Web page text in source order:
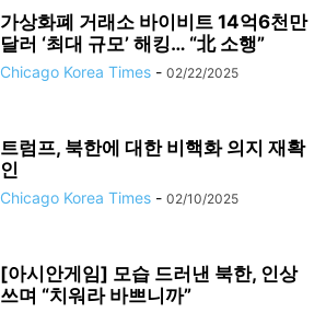
가상화폐 거래소 바이비트 14억6천만
달러 ‘최대 규모’ 해킹… “北 소행”
Chicago Korea Times - 02/22/2025
트럼프, 북한에 대한 비핵화 의지 재확
인
Chicago Korea Times - 02/10/2025
[아시안게임] 모습 드러낸 북한, 인상
쓰며 “치워라 바쁘니까”